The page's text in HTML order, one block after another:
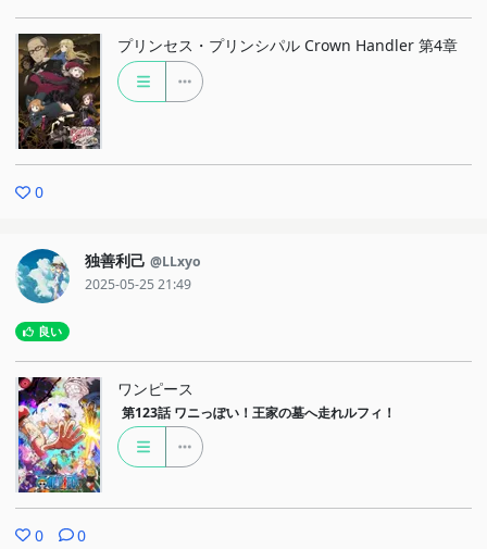
プリンセス・プリンシパル Crown Handler 第4章
0
独善利己 @LLxyo
2025-05-25 21:49
良い
ワンピース
第123話 ワニっぽい！王家の墓へ走れルフィ！
0 0